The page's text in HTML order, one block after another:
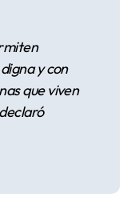
y con
que viven